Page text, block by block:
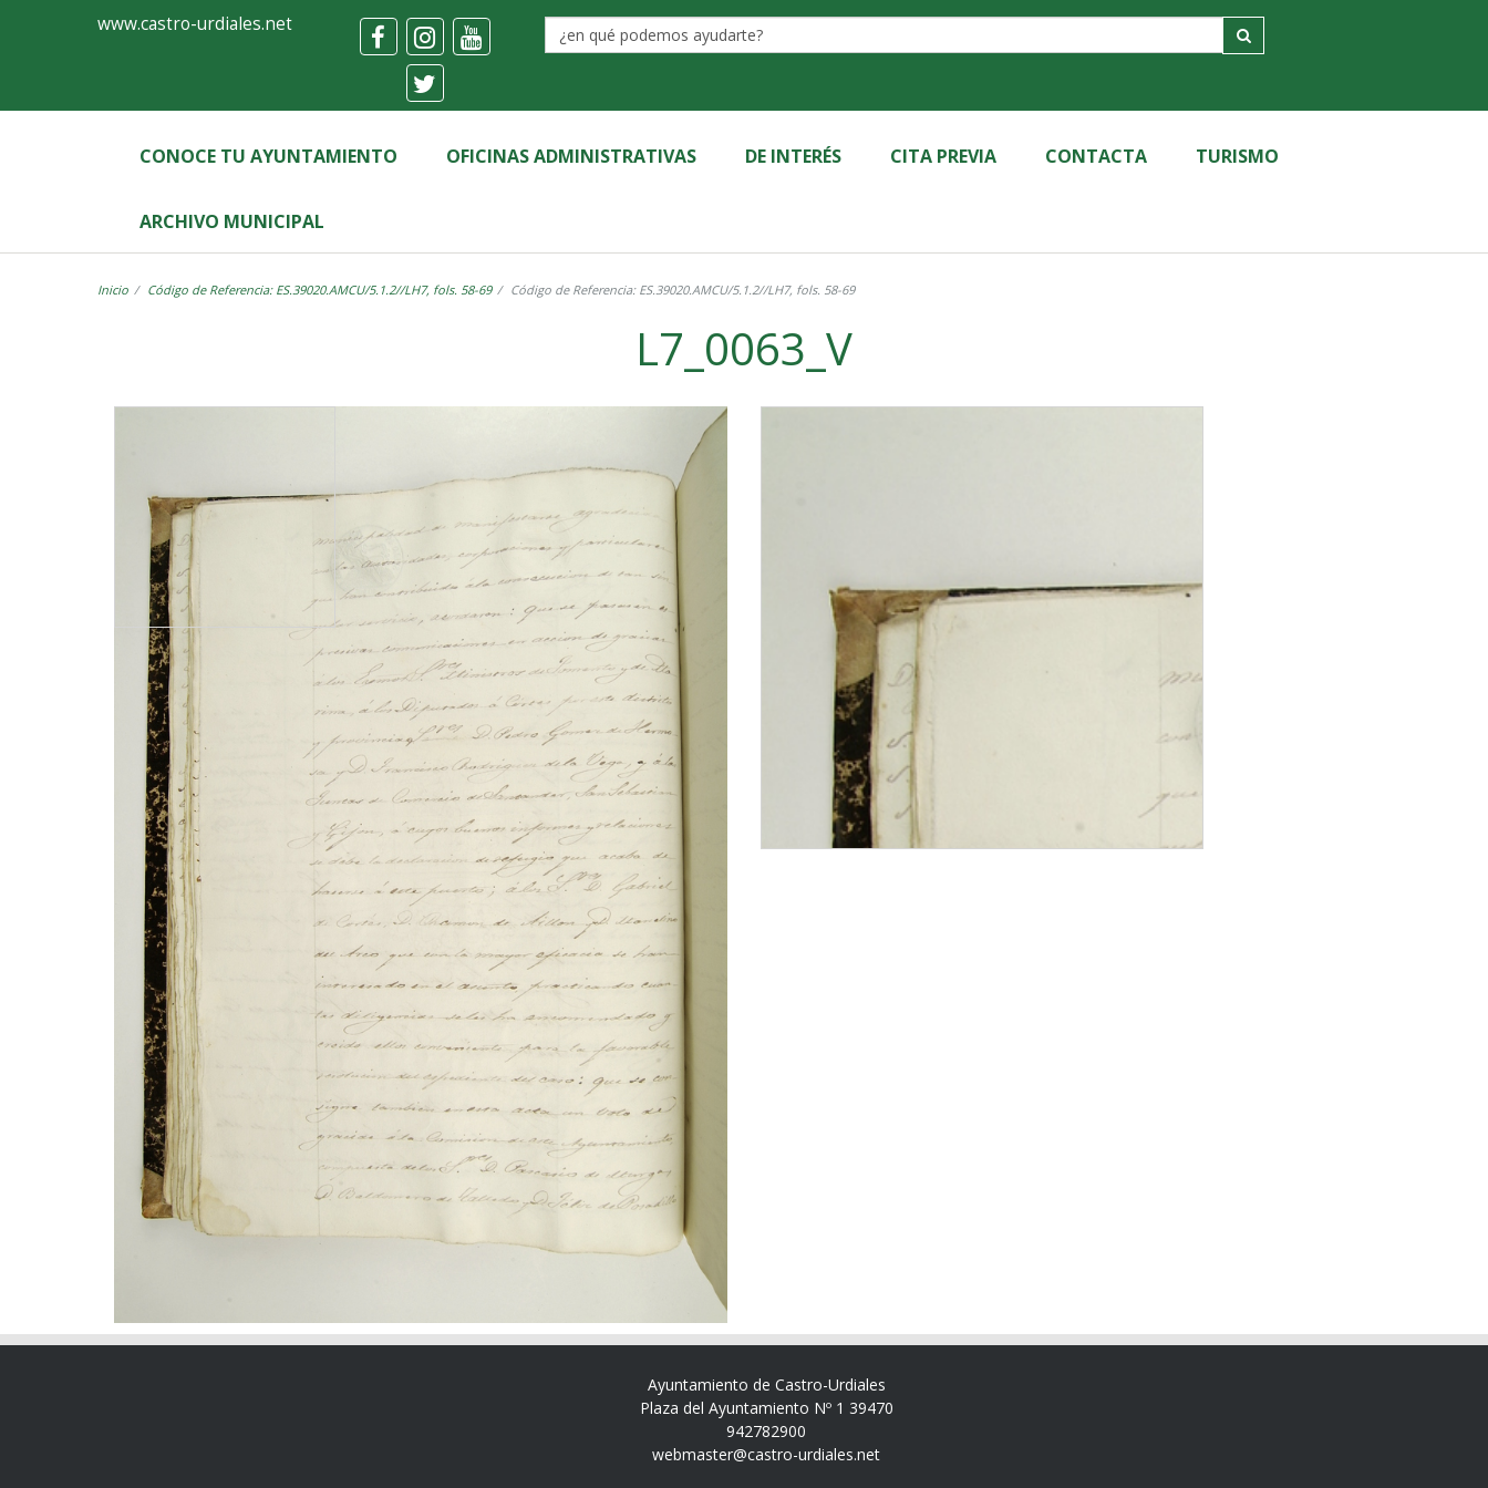
Ayuntamiento
Castro-
Urdiales
www.castro-urdiales.net
CONOCE TU AYUNTAMIENTO OFICINAS ADMINISTRATIVAS DE INTERÉS CITA PREVIA CONTACTA TURISMO
ARCHIVO MUNICIPAL
Inicio Código de Referencia: ES.39020.AMCU/5.1.2//LH7, fols. 58-69 Código de Referencia: ES.39020.AMCU/5.1.2//LH7, fols. 58-69
L7_0063_V
Ayuntamiento de Castro-Urdiales
Plaza del Ayuntamiento Nº 1 39470
942782900
webmaster@castro-urdiales.net